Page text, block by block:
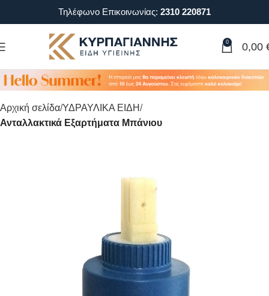
Τηλέφωνο Επικοινωνίας: 2310 220871
0 0,00
Αρχική σελίδα ΥΔΡΑΥΛΙΚΑ ΕΙΔΗ
Ανταλλακτικά Εξαρτήματα Μπάνιου